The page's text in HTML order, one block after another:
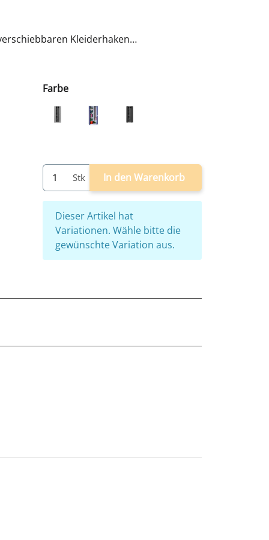
Kleiderhaken
Farbe
Stk In den Warenkorb
x
Dieser Artikel hat
Variationen. Wähle bitte die
gewünschte Variation aus.